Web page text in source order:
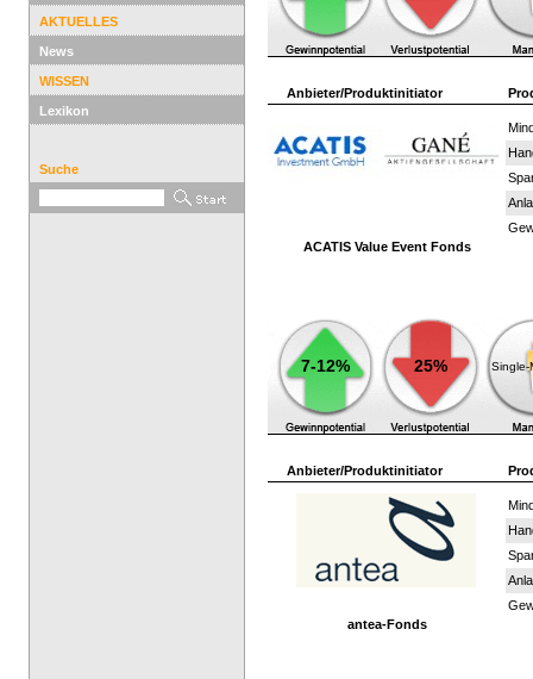
AKTUELLES
News
WISSEN
Lexikon
Suche
Anbieter/Produktinitiator
ACATIS Value Event Fonds
7-12% 25% Single-
Anbieter/Produktinitiator
antea-Fonds